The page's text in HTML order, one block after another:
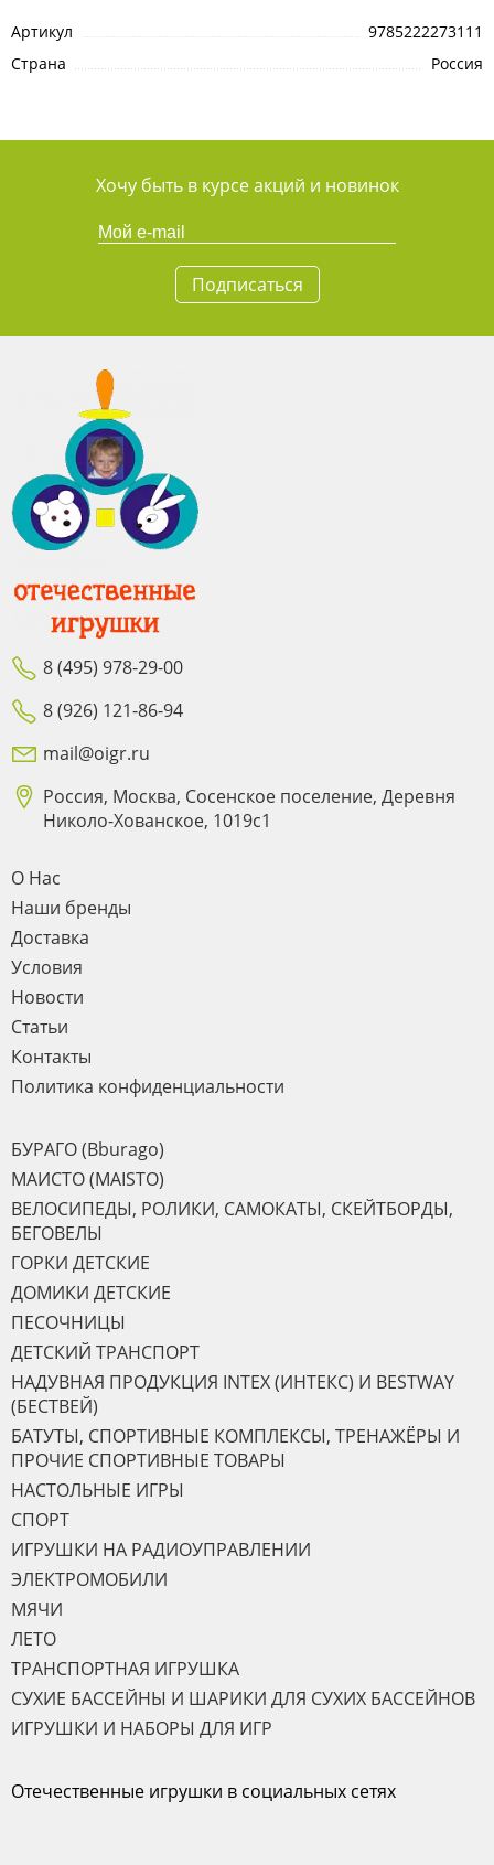
Артикул
9785222273111
Страна
Россия
Хочу быть в курсе акций и новинок
Подписаться
8 (495) 978-29-00
8 (926) 121-86-94
mail@oigr.ru
Россия, Москва, Сосенское поселение, Деревня
Николо-Хованское, 1019с1
О Нас
Наши бренды
Доставка
Условия
Новости
Статьи
Контакты
Политика конфиденциальности
БУРАГО (Bburago)
МАИСТО (MAISTO)
ВЕЛОСИПЕДЫ, РОЛИКИ, САМОКАТЫ, СКЕЙТБОРДЫ,
БЕГОВЕЛЫ
ГОРКИ ДЕТСКИЕ
ДОМИКИ ДЕТСКИЕ
ПЕСОЧНИЦЫ
ДЕТСКИЙ ТРАНСПОРТ
НАДУВНАЯ ПРОДУКЦИЯ INTEX (ИНТЕКС) И BESTWAY
(БЕСТВЕЙ)
БАТУТЫ, СПОРТИВНЫЕ КОМПЛЕКСЫ, ТРЕНАЖЁРЫ И
ПРОЧИЕ СПОРТИВНЫЕ ТОВАРЫ
НАСТОЛЬНЫЕ ИГРЫ
СПОРТ
ИГРУШКИ НА РАДИОУПРАВЛЕНИИ
ЭЛЕКТРОМОБИЛИ
МЯЧИ
ЛЕТО
ТРАНСПОРТНАЯ ИГРУШКА
СУХИЕ БАССЕЙНЫ И ШАРИКИ ДЛЯ СУХИХ БАССЕЙНОВ
ИГРУШКИ И НАБОРЫ ДЛЯ ИГР
Отечественные игрушки в социальных сетях